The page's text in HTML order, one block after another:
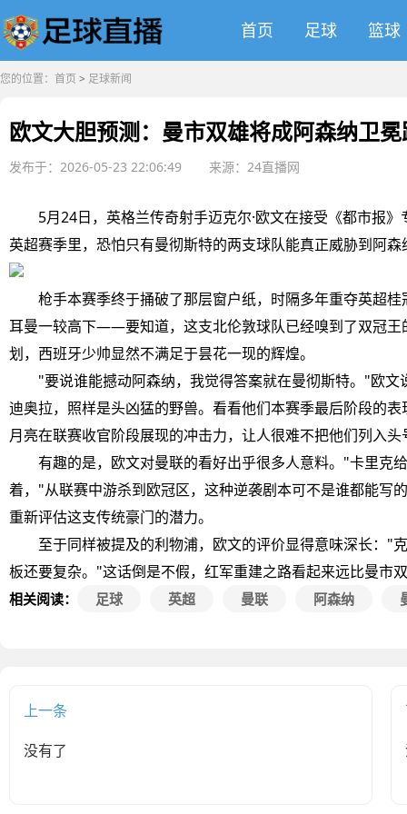
首页 足球 篮球
您的位置： 首页 > 足球新闻
欧文大胆预测：曼市双雄将成阿森纳卫
发布于：2026-05-23 22:06:49 来源：24直播网
5月24日，英格兰传奇射手迈克尔·欧文在接受《都市报》
英超赛季里，恐怕只有曼彻斯特的两支球队能真正威胁到阿森
枪手本赛季终于捅破了那层窗户纸，时隔多年重夺英超桂
耳曼一较高下——要知道，这支北伦敦球队已经嗅到了双冠
划，西班牙少帅显然不满足于昙花一现的辉煌。
"要说谁能撼动阿森纳，我觉得答案就在曼彻斯特。"欧文
迪奥拉，照样是头凶猛的野兽。看看他们本赛季最后阶段的
月亮在联赛收官阶段展现的冲击力，让人很难不把他们列入
有趣的是，欧文对曼联的看好出乎很多人意料。"卡里克
着，"从联赛中游杀到欧冠区，这种逆袭剧本可不是谁都能写
重新评估这支传统豪门的潜力。
至于同样被提及的利物浦，欧文的评价显得意味深长："
板还要复杂。"这话倒是不假，红军重建之路看起来远比曼市
相关阅读： 足球 英超 曼联 阿森纳
上一条
没有了